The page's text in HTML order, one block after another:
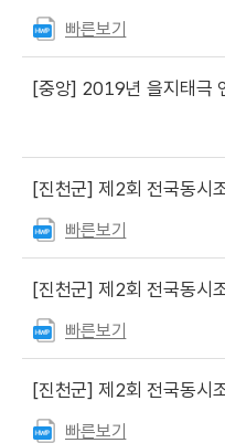
빠른보기
[중앙] 2019년 을지태극
[진천군] 제2회 전국동시조
빠른보기
[진천군] 제2회 전국동시조합장선거 "후
빠른보기
[진천군] 제2회 전국동시조
빠른보기